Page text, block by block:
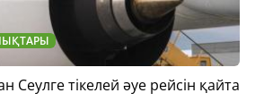
Сеулге тікелей әуе рейсін қайта